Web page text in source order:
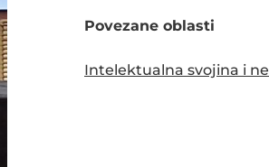
Povezane oblasti
Intelektualna svojina i